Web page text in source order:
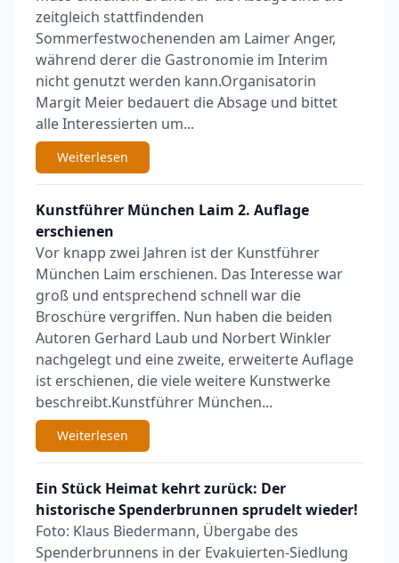
zeitgleich stattfindenden
Sommerfestwochenenden am Laimer Anger,
während derer die Gastronomie im Interim
nicht genutzt werden kann.Organisatorin
Margit Meier bedauert die Absage und bittet
alle Interessierten um...
Weiterlesen
Kunstführer München Laim 2. Auflage
erschienen
Vor knapp zwei Jahren ist der Kunstführer
München Laim erschienen. Das Interesse war
groß und entsprechend schnell war die
Broschüre vergriffen. Nun haben die beiden
Autoren Gerhard Laub und Norbert Winkler
nachgelegt und eine zweite, erweiterte Auflage
ist erschienen, die viele weitere Kunstwerke
beschreibt.Kunstführer München...
Weiterlesen
Ein Stück Heimat kehrt zurück: Der
historische Spenderbrunnen sprudelt wieder!
Foto: Klaus Biedermann, Übergabe des
Spenderbrunnens in der Evakuierten-Siedlung